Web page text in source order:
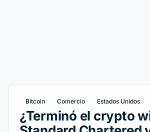
Bitcoin Comercio Estados Unidos
¿Terminó el crypto